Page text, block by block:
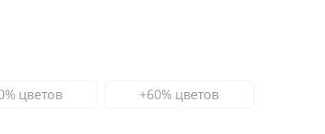
цветов +60% цветов